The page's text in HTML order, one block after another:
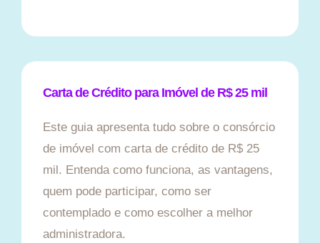
Carta de Crédito para Imóvel de R$ 25 mil
Este guia apresenta tudo sobre o consórcio
de imóvel com carta de crédito de R$ 25
mil. Entenda como funciona, as vantagens,
quem pode participar, como ser
contemplado e como escolher a melhor
administradora.